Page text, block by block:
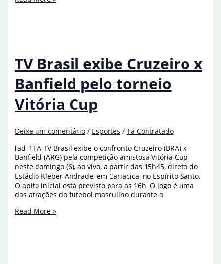
Billie
Jean
King
Cup
TV Brasil exibe Cruzeiro x
Banfield pelo torneio
Vitória Cup
Deixe um comentário / Esportes / Tá Contratado
[ad_1] A TV Brasil exibe o confronto Cruzeiro (BRA) x
Banfield (ARG) pela competição amistosa Vitória Cup
neste domingo (6), ao vivo, a partir das 15h45, direto do
Estádio Kleber Andrade, em Cariacica, no Espírito Santo.
O apito inicial está previsto para as 16h. O jogo é uma
das atrações do futebol masculino durante a
TV
Read More »